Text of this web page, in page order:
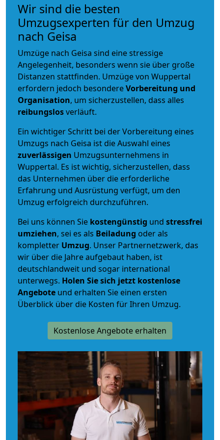
Wir sind die besten
Umzugsexperten für den Umzug
nach Geisa
Umzüge nach Geisa sind eine stressige
Angelegenheit, besonders wenn sie über große
Distanzen stattfinden. Umzüge von Wuppertal
erfordern jedoch besondereVorbereitung und
Organisation, um sicherzustellen, dass alles
reibungslosverläuft.
Ein wichtiger Schritt bei der Vorbereitung eines
Umzugs nach Geisa ist die Auswahl eines
zuverlässigen Umzugsunternehmens in
Wuppertal. Es ist wichtig, sicherzustellen, dass
das Unternehmen über die erforderliche
Erfahrung und Ausrüstung verfügt, um den
Umzug erfolgreich durchzuführen.
Bei uns können Sie kostengünstig und stressfrei
umziehen, sei es als Beiladung oder als
kompletter Umzug. Unser Partnernetzwerk, das
wir über die Jahre aufgebaut haben, ist
deutschlandweit und sogar international
unterwegs. Holen Sie sich jetzt kostenlose
Angebote und erhalten Sie einen ersten
Überblick über die Kosten für Ihren Umzug.
Kostenlose Angebote erhalten